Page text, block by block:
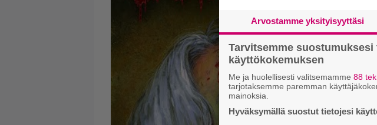
Arvostamme yksityisyyttäsi
Tarvitsemme
käyttökokemuksen
Me ja huolellisesti valitsemamme 88
tarjotaksemme paremman
mainoksia.
Hyväksymällä suostut tietojesi